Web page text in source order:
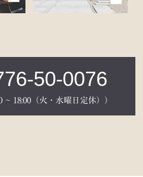
50-0076
~ 18:00（火・水曜日定休））